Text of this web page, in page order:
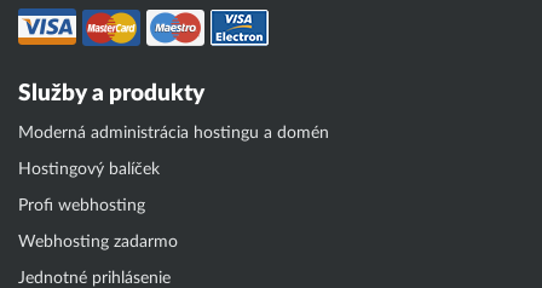
Služby a produkty
Moderná administrácia hostingu a domén
Hostingový balíček
Profi webhosting
Webhosting zadarmo
Jednotné prihlásenie